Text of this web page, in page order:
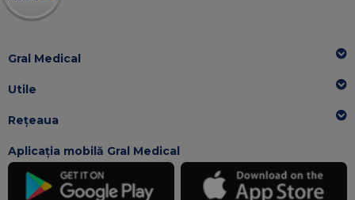
Gral Medical
Utile
Rețeaua
Aplicația mobilă Gral Medical